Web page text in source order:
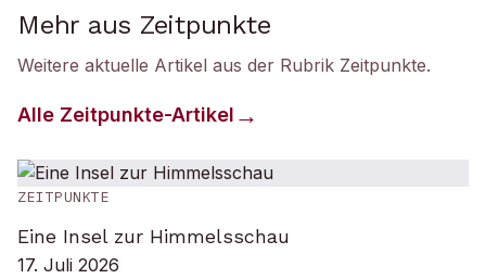
Mehr aus Zeitpunkte
Weitere aktuelle Artikel aus der Rubrik Zeitpunkte.
Alle Zeitpunkte-Artikel
ZEITPUNKTE
Eine Insel zur Himmelsschau
17. Juli 2026